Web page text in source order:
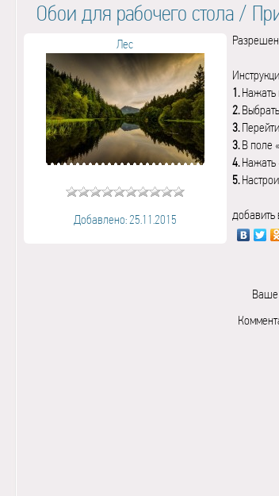
Обои для рабочего стола/
Лес
Добавлено: 25.11.2015
1.Нажать
2.
3.
3.В поле
4.Нажать
5.
добавить